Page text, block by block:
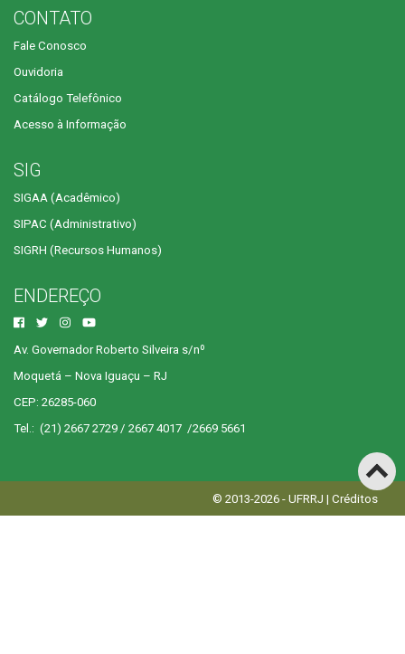
CONTATO
Fale Conosco
Ouvidoria
Catálogo Telefônico
Acesso à Informação
SIG
SIGAA (Acadêmico)
SIPAC (Administrativo)
SIGRH (Recursos Humanos)
ENDEREÇO
Av. Governador Roberto Silveira s/nº
Moquetá – Nova Iguaçu – RJ
CEP: 26285-060
Tel.: (21) 2667 2729 / 2667 4017 /2669 5661
© 2013-2026 - UFRRJ | Créditos